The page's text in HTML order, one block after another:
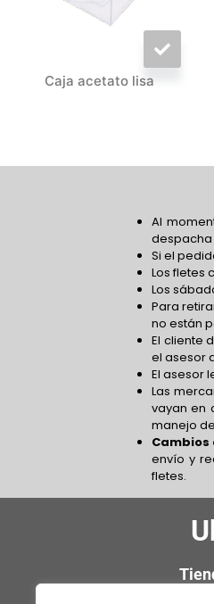
Caja acetato lisa
Al
despacha
Si el
Los fletes
Los
Para
no están
El cliente
el asesor
El asesor
Las
vayan en
manejo
Cambios
envío y
fletes.